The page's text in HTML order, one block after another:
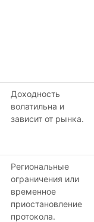
Доходность
волатильна и
зависит от рынка.
Региональные
ограничения или
временное
приостановление
протокола.